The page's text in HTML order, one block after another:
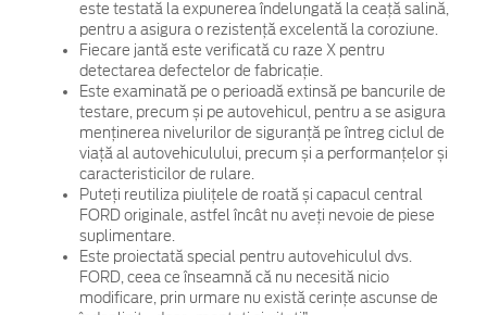
este testată la expunerea îndelungată la ceață salină,
pentru a asigura o rezistență excelentă la coroziune.
Fiecare jantă este verificată cu raze X pentru
detectarea defectelor de fabricație.
Este examinată pe o perioadă extinsă pe bancurile de
testare, precum și pe autovehicul, pentru a se asigura
menținerea nivelurilor de siguranță pe întreg ciclul de
viață al autovehiculului, precum și a performanțelor și
caracteristicilor de rulare.
Puteți reutiliza piulițele de roată și capacul central
FORD originale, astfel încât nu aveți nevoie de piese
suplimentare.
Este proiectată special pentru autovehiculul dvs.
FORD, ceea ce înseamnă că nu necesită nicio
modificare, prin urmare nu există cerințe ascunse de